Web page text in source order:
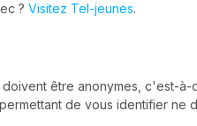
?Visitez Tel-jeunes.
doivent être anonymes, c'est-à-
de vous identifier ne